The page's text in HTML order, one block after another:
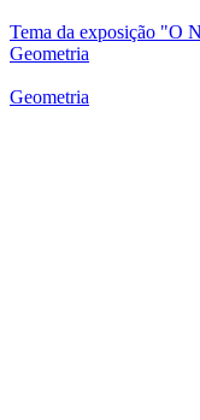
Tema da exposição "O
Geometria
Geometria